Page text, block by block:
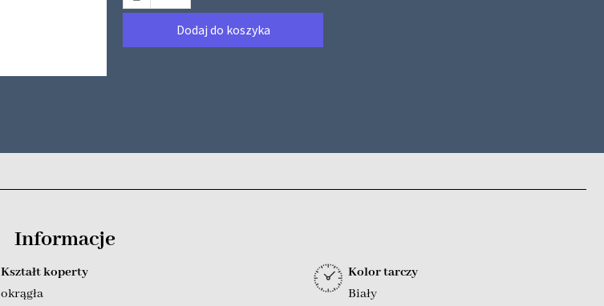
Dodaj do koszyka
Informacje
Kształt koperty
okrągła
Kolor tarczy
Biały